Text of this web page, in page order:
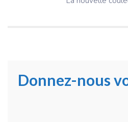
Donnez-nous